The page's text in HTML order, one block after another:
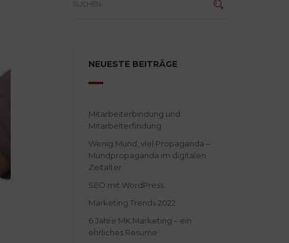
NEUESTE BEITRÄGE
Mitarbeiterbindung und
Mitarbeiterfindung
Wenig Mund, viel Propaganda –
Mundpropaganda im digitalen
Zeitalter
SEO mit WordPress
Marketing Trends 2022
6 Jahre MK Marketing – ein
ehrliches Resume